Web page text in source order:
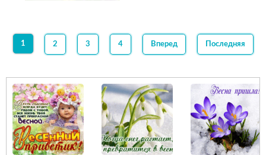
1 2 3 4 Вперед Последняя